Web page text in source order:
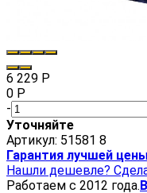
6 229 Р
0 Р
-
Уточняйте
Артикул: 51581 8
Гарантия лучшей
Нашли дешевле?
Работаем с 2012 года.